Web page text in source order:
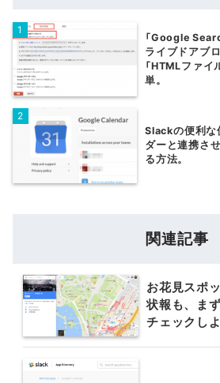
「Google
ライブドアブ
「HTMLファイ
単。
Slackの便利
ダーと連携さ
る方法。
関連記事
お花見スポ
状報も、ま
チェックし